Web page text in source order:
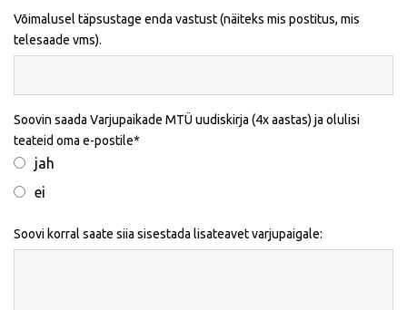
Võimalusel täpsustage enda vastust (näiteks mis postitus, mis
telesaade vms).
Soovin saada Varjupaikade MTÜ uudiskirja (4x aastas) ja olulisi
teateid oma e-postile
jah
ei
Soovi korral saate siia sisestada lisateavet varjupaigale: